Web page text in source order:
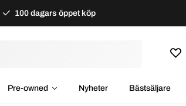
100 dagars öppet köp
Pre-owned Nyheter Bästsäljare